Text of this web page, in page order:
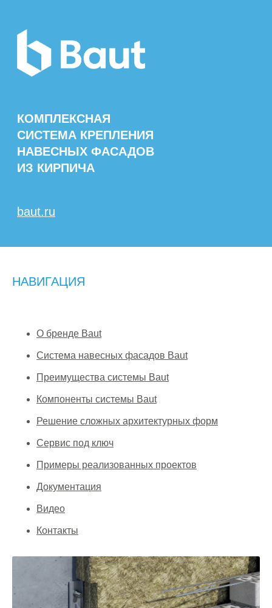
baut.ru
ИЗ КИРПИЧА
НАВИГАЦИЯ
О бренде Baut
Система навесных фасадов Baut
Преимущества системы Baut
Компоненты системы Baut
Решение сложных архитектурных форм
Сервис под ключ
Примеры реализованных проектов
Документация
Видео
Контакты